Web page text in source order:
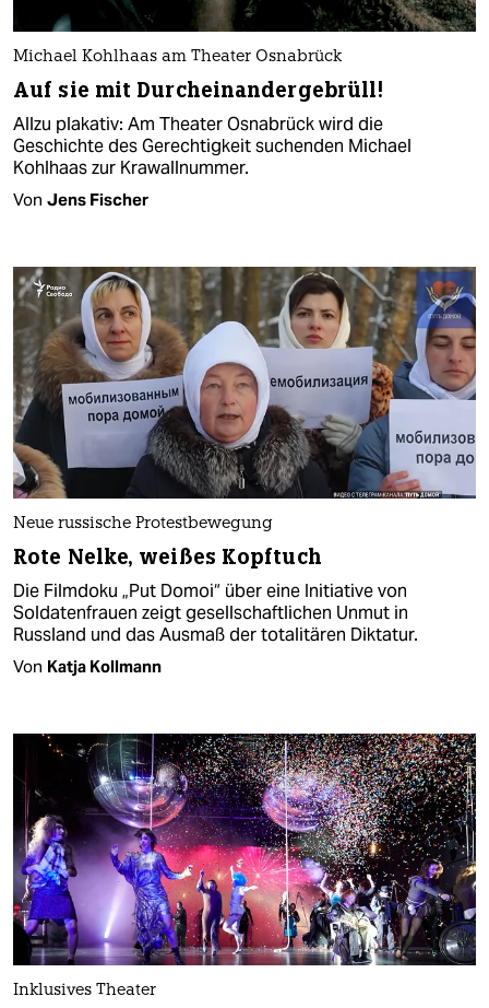
Michael Kohlhaas am Theater Osnabrück
Auf sie mit Durcheinandergebrüll!
Allzu plakativ: Am Theater Osnabrück wird die
Geschichte des Gerechtigkeit suchenden Michael
Kohlhaas zur Krawallnummer.
Von Jens Fischer
Neue russische Protestbewegung
Rote Nelke, weißes Kopftuch
Die Filmdoku „Put Domoi“ über eine Initiative von
Soldatenfrauen zeigt gesellschaftlichen Unmut in
Russland und das Ausmaß der totalitären Diktatur.
Von Katja Kollmann
Inklusives Theater